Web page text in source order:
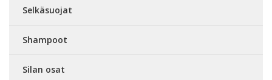
Selkäsuojat
Shampoot
Silan osat